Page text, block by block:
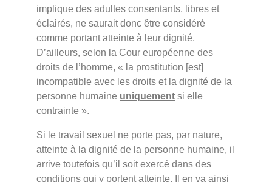
implique des adultes consentants, libres et
éclairés, ne saurait donc être considéré
comme portant atteinte à leur dignité.
D’ailleurs, selon la Cour européenne des
droits de l’homme, « la prostitution [est]
incompatible avec les droits et la dignité de la
personne humaine uniquement si elle
contrainte ».
Si le travail sexuel ne porte pas, par nature,
atteinte à la dignité de la personne humaine, il
arrive toutefois qu’il soit exercé dans des
conditions qui y portent atteinte. Il en va ainsi